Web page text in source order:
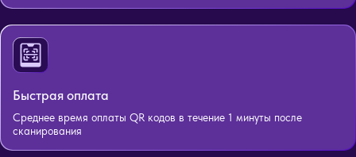
Быстрая оплата
Среднее время оплаты QR кодов в течение 1 минуты после
сканирования